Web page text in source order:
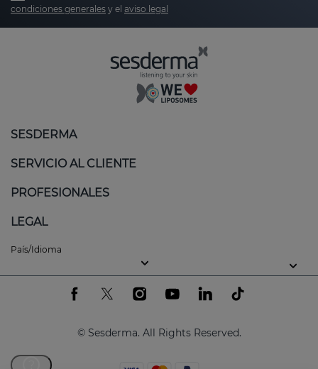
condiciones generales y el aviso legal
SESDERMA
SERVICIO AL CLIENTE
PROFESIONALES
LEGAL
País/Idioma
© Sesderma. All Rights Reserved.